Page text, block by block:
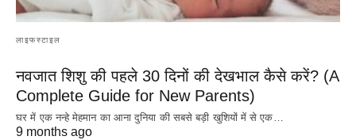
लाइफस्टाइल
नवजात शिशु की पहले 30 दिनों की देखभाल कैसे करें? (A
Complete Guide for New Parents)
घर में एक नन्हे मेहमान का आना दुनिया की सबसे बड़ी खुशियों में से एक…
9 months ago